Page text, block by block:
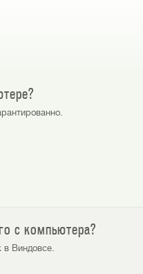
с компьютера?
в Виндовсе.